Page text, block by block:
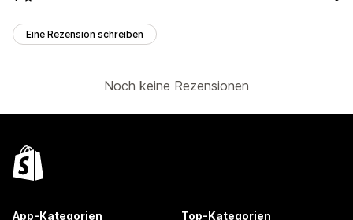
Eine Rezension schreiben
Noch keine Rezensionen
App-Kategorien Top-Kategorien